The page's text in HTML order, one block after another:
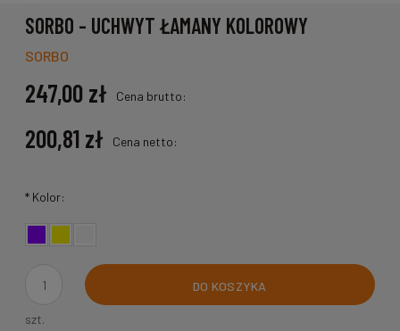
SORBO - UCHWYT ŁAMANY KOLOROWY
SORBO
Cena brutto:
247,00 zł
Cena netto:
200,81 zł
* Kolor:
szt.
DO KOSZYKA